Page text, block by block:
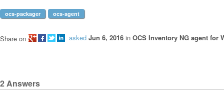
ocs-packager ocs-agent
asked Jun 6, 2016 in OCS Inventory NG agent for
Share on
2Answers